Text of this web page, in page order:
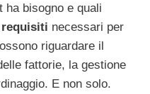
ha bisogno e quali
requisiti necessari per
riguardare il
fattorie, la gestione
E non solo.